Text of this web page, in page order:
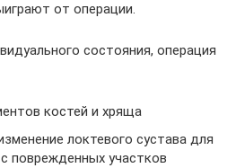
от операции.
состояния, операция
костей и хряща
локтевого сустава для
поврежденных участков